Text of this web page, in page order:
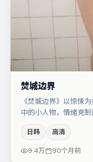
焚城边界
《焚城边界》以惊悚
中的小人物，情绪克
河正宇的对手戏构成
动谜题层层揭开。整
日韩 高清
9.4万 90个月前